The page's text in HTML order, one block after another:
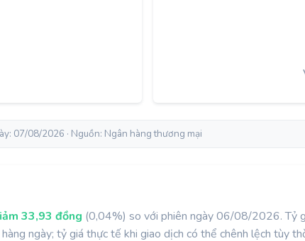
07/08/2026 · Nguồn: Ngân hàng thương mại
33,93 đồng (0,04%) so với phiên ngày 06/08/2026. Tỷ
ngày; tỷ giá thực tế khi giao dịch có thể chênh lệch tùy